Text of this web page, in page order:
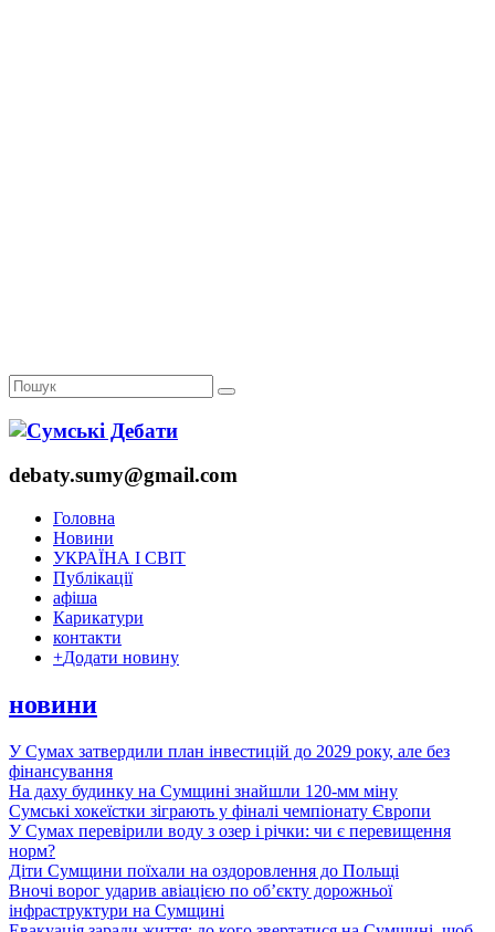
debaty.sumy@gmail.com
Головна
Новини
УКРАЇНА І СВІТ
Публікації
афіша
Карикатури
контакти
+Додати новину
новини
У Сумах затвердили план інвестицій до 2029 року, але без
фінансування
На даху будинку на Сумщині знайшли 120-мм міну
Сумські хокеїстки зіграють у фіналі чемпіонату Європи
У Сумах перевірили воду з озер і річки: чи є перевищення
норм?
Діти Сумщини поїхали на оздоровлення до Польщі
Вночі ворог ударив авіацією по обʼєкту дорожньої
інфраструктури на Сумщині